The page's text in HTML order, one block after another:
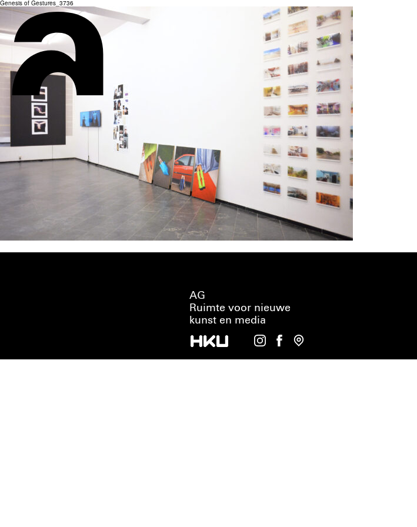
Genesis of Gestures_3736
AG
Ruimte voor nieuwe
kunst en media